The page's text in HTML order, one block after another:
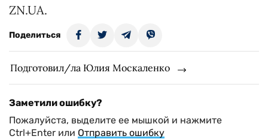
ZN.UA.
Поделиться
Подготовил/ла Юлия Москаленко
Заметили ошибку?
Пожалуйста, выделите ее мышкой и нажмите
Ctrl+Enter или Отправить ошибку